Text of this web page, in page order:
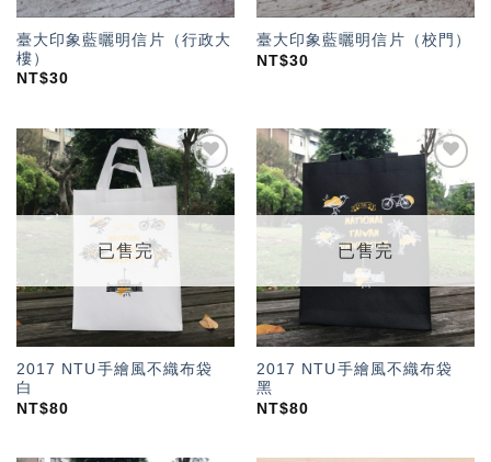
臺大印象藍曬明信片（行政大
樓）
NT$30
臺大印象藍曬明信片（校門）
NT$30
加入
「願
望輕
已售完
2017 NTU手繪風不織布袋
白
NT$80
加入
「願
望輕
單」
已售完
2017 NTU手繪風不織布袋
黑
NT$80